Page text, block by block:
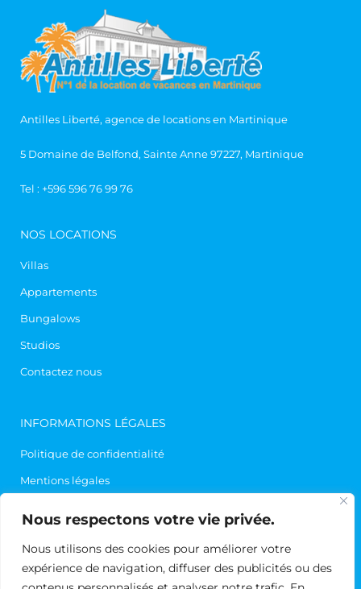
Nous respectons votre vie privée.
Nous utilisons des cookies pour améliorer votre
expérience de navigation, diffuser des publicités ou des
Antilles Liberté, agence de locations en Martinique
5 Domaine de Belfond, Sainte Anne 97227, Martinique
Tel : +596 596 76 99 76
NOS LOCATIONS
Villas
Appartements
Bungalows
Studios
Contactez nous
INFORMATIONS LÉGALES
Politique de confidentialité
Mentions légales